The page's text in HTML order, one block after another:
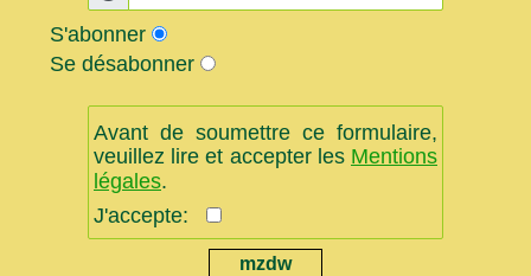
S'abonner
Se désabonner
Avant de soumettre ce formulaire,
veuillez lire et accepter les Mentions
légales.
J'accepte:
mzdw